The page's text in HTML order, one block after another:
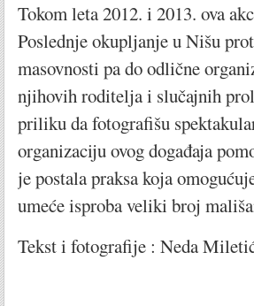
Tokom leta 2012. i 2013. ova
Poslednje okupljanje u Nišu
masovnosti pa do odlične
njihovih roditelja i slučajnih
priliku da fotografišu
organizaciju ovog događaja
je postala praksa koja
umeće isproba veliki broj
Tekst i fotografije : Neda